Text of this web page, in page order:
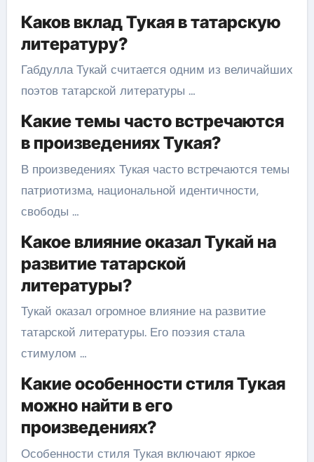
Каков вклад Тукая в татарскую
литературу?
Габдулла Тукай считается одним из величайших
поэтов татарской литературы …
Какие темы часто встречаются
в произведениях Тукая?
В произведениях Тукая часто встречаются темы
патриотизма, национальной идентичности,
свободы …
Какое влияние оказал Тукай на
развитие татарской
литературы?
Тукай оказал огромное влияние на развитие
татарской литературы. Его поэзия стала
стимулом …
Какие особенности стиля Тукая
можно найти в его
произведениях?
Особенности стиля Тукая включают яркое